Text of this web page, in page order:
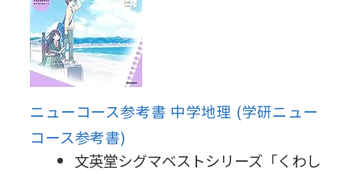
ニューコース参考書 中学地理 (学研ニュー
コース参考書)
文英堂シグマベストシリーズ「くわし